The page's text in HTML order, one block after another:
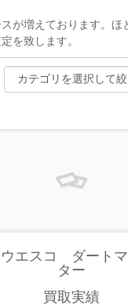
が増えております。ほ
を致します。
ウエスコ ダート
ター
買取実績